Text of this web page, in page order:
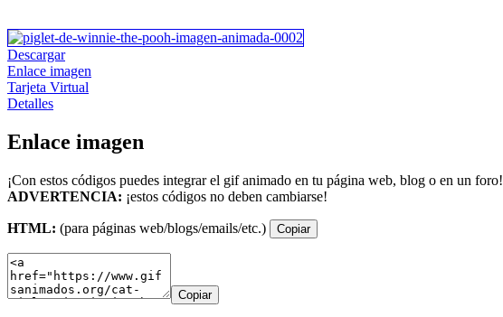
Descargar
Enlace imagen
Tarjeta Virtual
Detalles
Enlace imagen
¡Con estos códigos puedes integrar el gif animado en tu página web, blog o en un foro!
ADVERTENCIA: ¡estos códigos no deben cambiarse!
HTML: (para páginas web/blogs/emails/etc.) Copiar
Copiar